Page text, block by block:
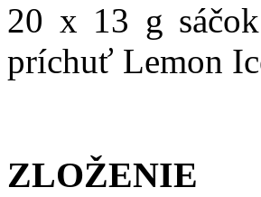
20 x 13 g
príchuť Lemon
ZLOŽENIE